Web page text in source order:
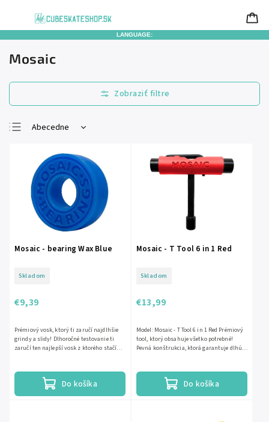
LANGUAGE:
Mosaic
Abecedne
Najdrahšie
Najpredávanejšie
Mosaic - bearing Wax Blue
Skladom
€9,39
Do košíka
Prémiový vosk, ktorý ti zaručí najdlhšie
grindy a slidy! Dlhoročné testovanie ti
zaručí ten najlepší vosk z ktorého stačí
Mosaic - T Tool 6 in 1 Red
Skladom
€13,99
Do košíka
Model: Mosaic - T Tool 6 in 1 Red Prémiový
tool, ktorý obsahuje všetko potrebné!
Pevná konštrukcia, ktorá garantuje dlhú